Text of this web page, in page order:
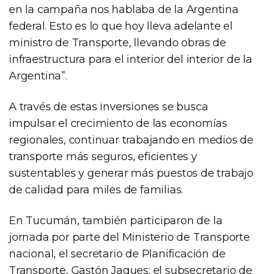
en la campaña nos hablaba de la Argentina
federal. Esto es lo que hoy lleva adelante el
ministro de Transporte, llevando obras de
infraestructura para el interior del interior de la
Argentina”.
A través de estas inversiones se busca
impulsar el crecimiento de las economías
regionales, continuar trabajando en medios de
transporte más seguros, eficientes y
sustentables y generar más puestos de trabajo
de calidad para miles de familias.
En Tucumán, también participaron de la
jornada por parte del Ministerio de Transporte
nacional, el secretario de Planificación de
Transporte, Gastón Jaques; el subsecretario de